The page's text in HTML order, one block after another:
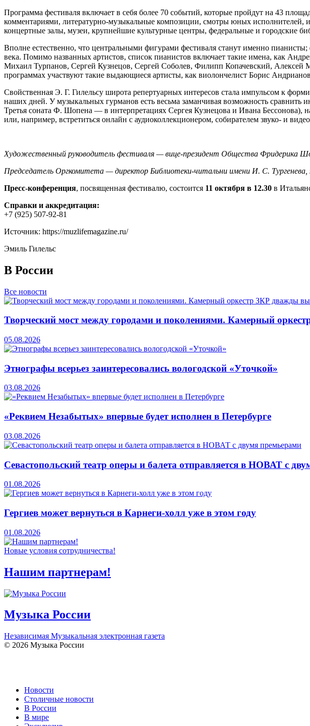
Программа фестиваля включает в себя более 70 событий, которые пройдут на 43
комментариями, литературно-музыкальные композиции, смотры юных исполнителей,
концертные залы, музеи, крупнейшие культурные центры, федеральные и городские
Вполне естественно, что центральными фигурами фестиваля станут именно
века. Помимо названных артистов, список пианистов включает такие имена, как
Михаил Турпанов, Сергей Кузнецов, Сергей Соболев, Филипп Копачевский,
программах участвуют такие выдающиеся артисты, как виолончелист Борис
Свойственная Э. Г. Гилельсу широта репертуарных интересов стала импульсом к
наших дней. У музыкальных гурманов есть весьма заманчивая возможность
Третья соната Ф. Шопена — в интерпретациях Сергея Кузнецова и Ивана
или, например, встретиться онлайн с аудиоколлекционером, собирателем звуко- и
Художественный руководитель фестиваля — вице-президент Общества Фридерика
Председатель Оргкомитета — директор Библиотеки-читальни имени И. С.
Пресс-конференция, посвященная фестивалю, состоится 11 октября в 12.30 в
Справки и аккредитация:
+7 (925) 507-92-81
Источник: https://muzlifemagazine.ru/
Эмиль Гилельс
В России
Все новости
Творческий мост между городами и поколениями. Камерный
05.08.2026
Этнографы всерьез заинтересовались вологодской «Уточкой»
03.08.2026
«Реквием Незабытых» впервые будет исполнен в Петербурге
03.08.2026
Севастопольский театр оперы и балета отправляется в НОВАТ с
01.08.2026
Гергиев может вернуться в Карнеги-холл уже в этом году
01.08.2026
Новые условия сотрудничества!
Нашим партнерам!
Музыка России
Независимая Музыкальная электронная газета
© 2026 Музыка России
Новости
Столичные новости
В России
В мире